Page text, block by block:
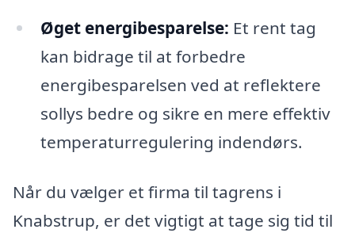
Øget energibesparelse: Et rent tag
kan bidrage til at forbedre
energibesparelsen ved at reflektere
sollys bedre og sikre en mere effektiv
temperaturregulering indendørs.
Når du vælger et firma til tagrens i
Knabstrup, er det vigtigt at tage sig tid til